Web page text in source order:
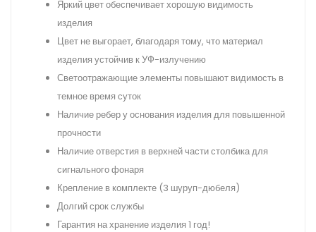
Яркий цвет обеспечивает хорошую видимость
изделия
Цвет не выгорает, благодаря тому, что материал
изделия устойчив к УФ-излучению
Светоотражающие элементы повышают видимость в
темное время суток
Наличие ребер у основания изделия для повышенной
прочности
Наличие отверстия в верхней части столбика для
сигнального фонаря
Крепление в комплекте (3 шуруп-дюбеля)
Долгий срок службы
Гарантия на хранение изделия 1 год!